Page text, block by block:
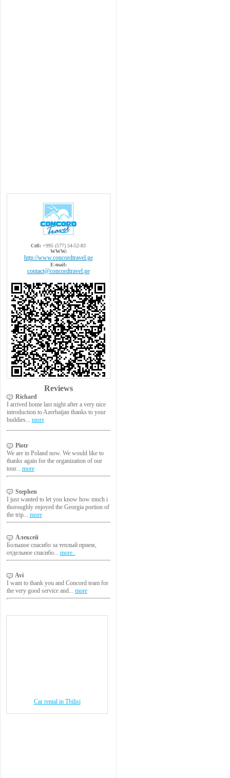
Cell: +995 (577) 54-52-83
WWW:
http://www.concordtravel.ge
E-mail:
contact@concordtravel.ge
Reviews
Richard
I arrived home last night after a very nice
introduction to Azerbaijan thanks to your
buddies... more
Piotr
We are in Poland now. We would like to
thanks again for the organization of our
tour... more
Stephen
I just wanted to let you know how much i
thoroughly enjoyed the Georgia portion of
the trip... more
Алексей
Большое спасибо за теплый прием,
отдельное спасибо... more..
Avi
I want to thank you and Concord team for
the very good service and... more
Car rental in Tbilisi